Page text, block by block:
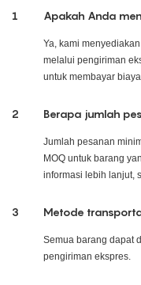
1 Apakah Anda
Ya, kami
melalui pengiriman
untuk membayar
2 Berapa jumlah
Jumlah pesanan
MOQ untuk barang
informasi lebih lanjut,
3 Metode
Semua barang dapat
pengiriman ekspres.